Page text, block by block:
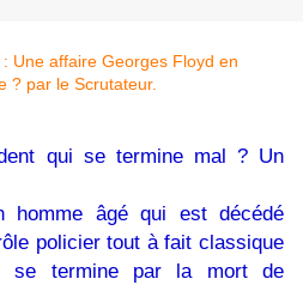
qui se termine mal ? Un
homme âgé qui est décédé
policier tout à fait classique
se termine par la mort de